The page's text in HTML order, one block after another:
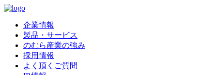
企業情報
製品・サービス
のむら産業の強み
採用情報
よく頂くご質問